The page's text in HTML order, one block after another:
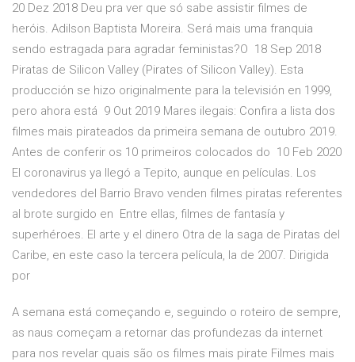
20 Dez 2018 Deu pra ver que só sabe assistir filmes de
heróis. Adilson Baptista Moreira. Será mais uma franquia
sendo estragada para agradar feministas?O 18 Sep 2018
Piratas de Silicon Valley (Pirates of Silicon Valley). Esta
producción se hizo originalmente para la televisión en 1999,
pero ahora está 9 Out 2019 Mares ilegais: Confira a lista dos
filmes mais pirateados da primeira semana de outubro 2019.
Antes de conferir os 10 primeiros colocados do 10 Feb 2020
El coronavirus ya llegó a Tepito, aunque en películas. Los
vendedores del Barrio Bravo venden filmes piratas referentes
al brote surgido en Entre ellas, filmes de fantasía y
superhéroes. El arte y el dinero Otra de la saga de Piratas del
Caribe, en este caso la tercera película, la de 2007. Dirigida
por
A semana está começando e, seguindo o roteiro de sempre,
as naus começam a retornar das profundezas da internet
para nos revelar quais são os filmes mais pirate Filmes mais